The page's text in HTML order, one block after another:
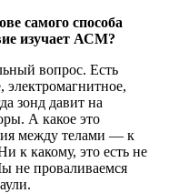
самого способа
изучает АСМ?
вопрос. Есть
электромагнитное,
зонд давит на
А какое это
между телами — к
к какому, это есть не
не проваливаемся